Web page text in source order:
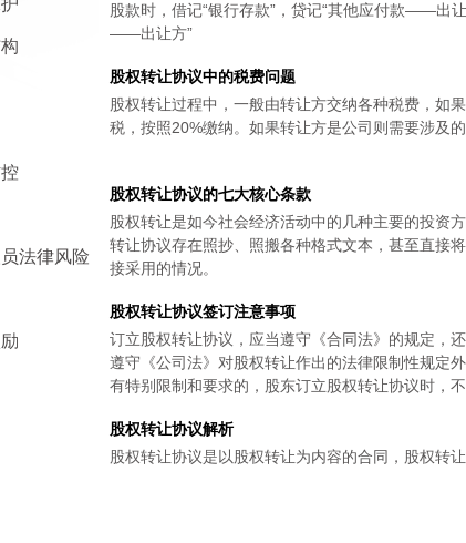
法律风险
股款时，借记“银行存款”，贷记“其他应付款——出
——出让方”
股权转让协议中的税费问题
股权转让过程中，一般由转让方交纳各种税费，如
税，按照20%缴纳。如果转让方是公司则需要涉及的
股权转让协议的七大核心条款
股权转让是如今社会经济活动中的几种主要的投资
转让协议存在照抄、照搬各种格式文本，甚至直接
接采用的情况。
股权转让协议签订注意事项
订立股权转让协议，应当遵守《合同法》的规定，
遵守《公司法》对股权转让作出的法律限制性规定
有特别限制和要求的，股东订立股权转让协议时，
股权转让协议解析
股权转让协议是以股权转让为内容的合同，股权转